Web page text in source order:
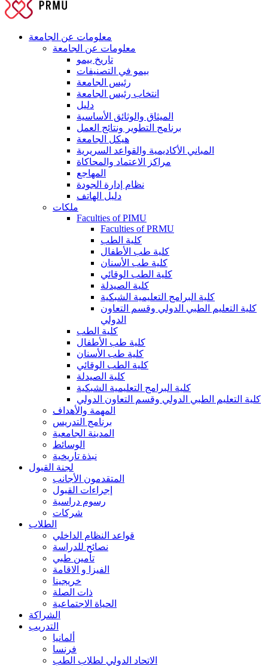
معلومات عن الجامعة
معلومات عن الجامعة
تاريخ بيمو
بيمو في التصنيفات
رئيس الجامعة
انتخاب رئيس الجامعة
دليل
الميثاق والوثائق الأساسية
برنامج التطوير ونتائج العمل
هيكل الجامعة
المباني الأكاديمية والقواعد السريرية
مراكز الاعتماد والمحاكاة
المهاجع
نظام إدارة الجودة
دليل الهاتف
ملكات
Faculties of PIMU
Faculties of PRMU
كلية الطب
كلية طب الأطفال
كلية طب الأسنان
كلية الطب الوقائي
كلية الصيدلة
كلية البرامج التعليمية الشبكية
كلية التعليم الطبي الدولي وقسم التعاون
الدولي
كلية الطب
كلية طب الأطفال
كلية طب الأسنان
كلية الطب الوقائي
كلية الصيدلة
كلية البرامج التعليمية الشبكية
كلية التعليم الطبي الدولي وقسم التعاون الدولي
المهمة والأهداف
برنامج التدريس
المدينة الجامعية
الوسائط
نبذة تاريخية
لجنة القبول
المتقدمون الأجانب
إجراءات القبول
رسوم دراسية
شركات
الطلاب
قواعد النظام الداخلي
نصائح للدراسة
تأمين طبي
الفيزا و الاقامة
خريجينا
ذات الصلة
الحياة الاجتماعية
الشراكة
التدريب
ألمانيا
فرنسا
الاتحاد الدولي لطلاب الطب